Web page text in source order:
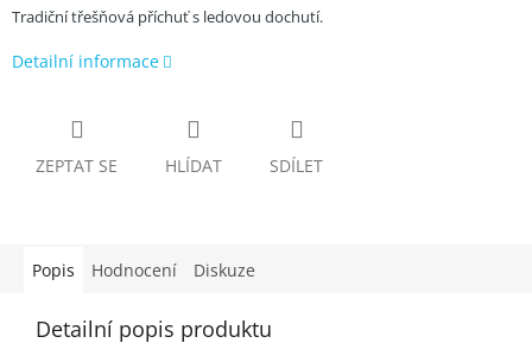
Tradiční třešňová příchuť s ledovou dochutí.
Detailní informace
ZEPTAT SE HLÍDAT SDÍLET
Popis Hodnocení Diskuze
Detailní popis produktu